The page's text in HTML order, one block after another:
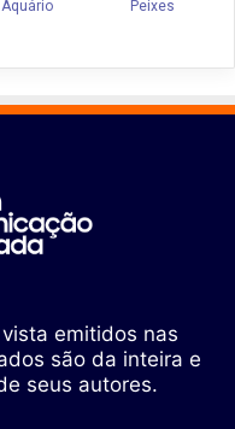
emitidos nas
são da inteira e
seus autores.